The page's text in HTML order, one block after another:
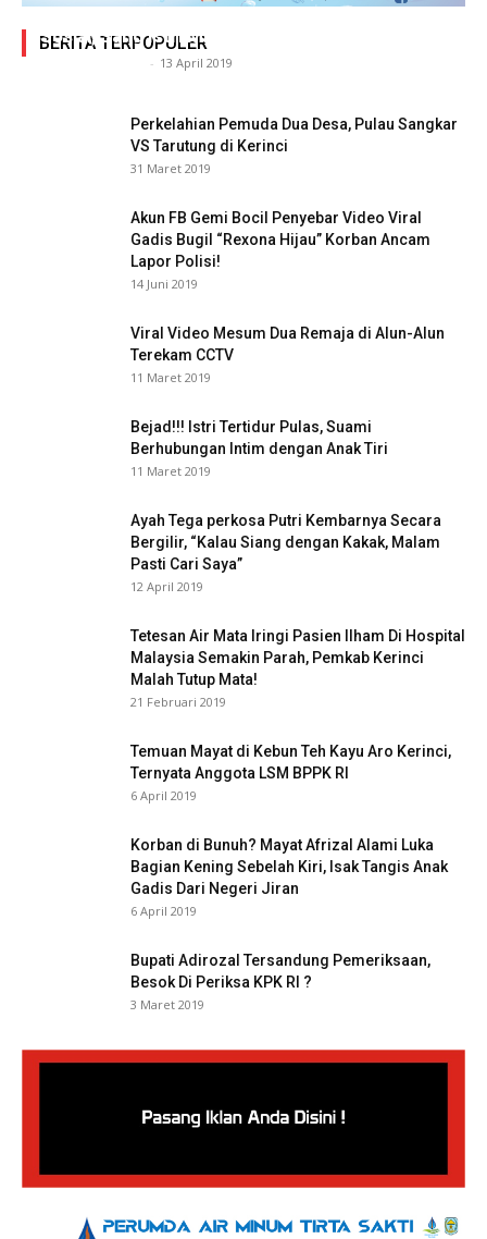
BERITA TERPOPULER
Adegan Ranjang Dua Kadis, Perhubungan Vs
Sosial, Sang Istri Miliki Bukti Video Mesum Hot
- 13 April 2019
Perkelahian Pemuda Dua Desa, Pulau Sangkar
VS Tarutung di Kerinci
31 Maret 2019
Akun FB Gemi Bocil Penyebar Video Viral
Gadis Bugil “Rexona Hijau” Korban Ancam
Lapor Polisi!
14 Juni 2019
Viral Video Mesum Dua Remaja di Alun-Alun
Terekam CCTV
11 Maret 2019
Bejad!!! Istri Tertidur Pulas, Suami
Berhubungan Intim dengan Anak Tiri
11 Maret 2019
Ayah Tega perkosa Putri Kembarnya Secara
Bergilir, “Kalau Siang dengan Kakak, Malam
Pasti Cari Saya”
12 April 2019
Tetesan Air Mata Iringi Pasien Ilham Di Hospital
Malaysia Semakin Parah, Pemkab Kerinci
Malah Tutup Mata!
21 Februari 2019
Temuan Mayat di Kebun Teh Kayu Aro Kerinci,
Ternyata Anggota LSM BPPK RI
6 April 2019
Korban di Bunuh? Mayat Afrizal Alami Luka
Bagian Kening Sebelah Kiri, Isak Tangis Anak
Gadis Dari Negeri Jiran
6 April 2019
Bupati Adirozal Tersandung Pemeriksaan,
Besok Di Periksa KPK RI ?
3 Maret 2019